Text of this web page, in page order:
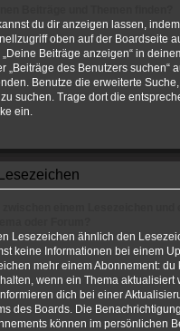
du dir anzeigen lassen,
oben auf der Boardseite
Beiträge anzeigen“ in
„Beiträge des Benutzers suchen“
Benutze die erweiterte
suchen. Trage dort die
ein.
Lesezeichen ähnlich den
keine Informationen bei einem
mehr einem Abonnement: du
wenn ein Thema aktualisiert
dich bei einer
des Boards. Die
können im persönlichen